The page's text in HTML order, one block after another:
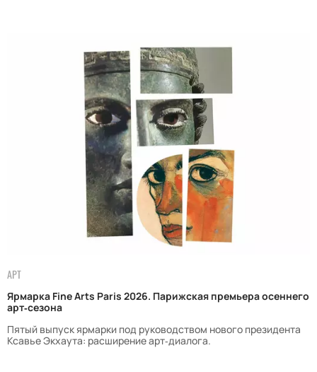
АРТ
Ярмарка Fine Arts Paris 2026. Парижская премьера осеннего
арт‑сезона
Пятый выпуск ярмарки под руководством нового президента
Ксавье Экхаута: расширение арт‑диалога.